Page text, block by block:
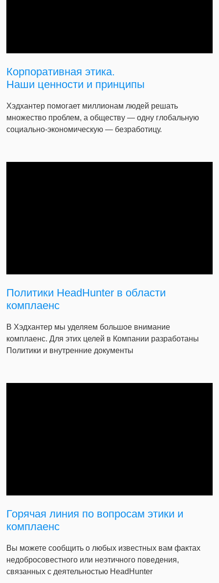
Корпоративная этика.
Наши ценности и принципы
Хэдхантер помогает миллионам людей решать
множество проблем, а обществу — одну глобальную
социально-экономическую — безработицу.
Политики HeadHunter в области
комплаенс
В Хэдхантер мы уделяем большое внимание
комплаенс. Для этих целей в Компании разработаны
Политики и внутренние документы
Горячая линия по вопросам этики и
комплаенс
Вы можете сообщить о любых известных вам фактах
недобросовестного или неэтичного поведения,
связанных с деятельностью HeadHunter